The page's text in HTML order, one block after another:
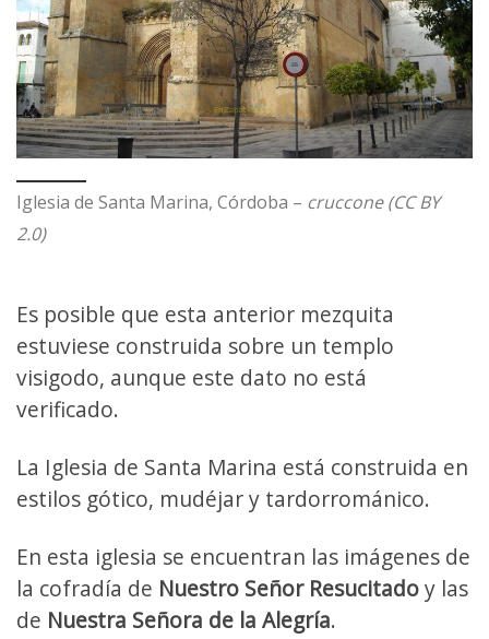
Iglesia de Santa Marina, Córdoba – cruccone (CC BY
2.0)
Es posible que esta anterior mezquita
estuviese construida sobre un templo
visigodo, aunque este dato no está
verificado.
La Iglesia de Santa Marina está construida en
estilos gótico, mudéjar y tardorrománico.
En esta iglesia se encuentran las imágenes de
la cofradía de Nuestro Señor Resucitadoy las
de Nuestra Señora de la Alegría.